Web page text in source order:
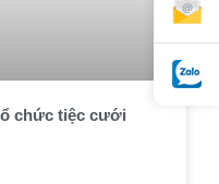
chức tiệc cưới